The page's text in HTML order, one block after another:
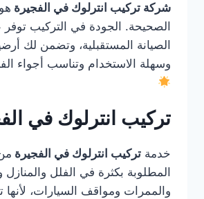
شركة تركيب انترلوك في الفجيرة
الصحيحة. الجودة في التركيب توفر
الصيانة المستقبلية، وتضمن لك
وسهلة الاستخدام وتناسب أجواء
تركيب انترلوك في
خدمة تركيب انترلوك في الفجيرة
المطلوبة بكثرة في الفلل والمنازل
والممرات ومواقف السيارات، لأنها